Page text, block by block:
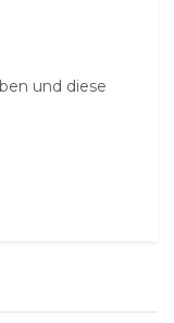
und diese